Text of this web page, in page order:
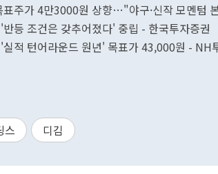
표주가 4만3000원 상향…"야구·신작 모멘텀
등 조건은 갖추어졌다' 중립 - 한국투자증권
적 턴어라운드 원년' 목표가 43,000원 - NH
스 디김